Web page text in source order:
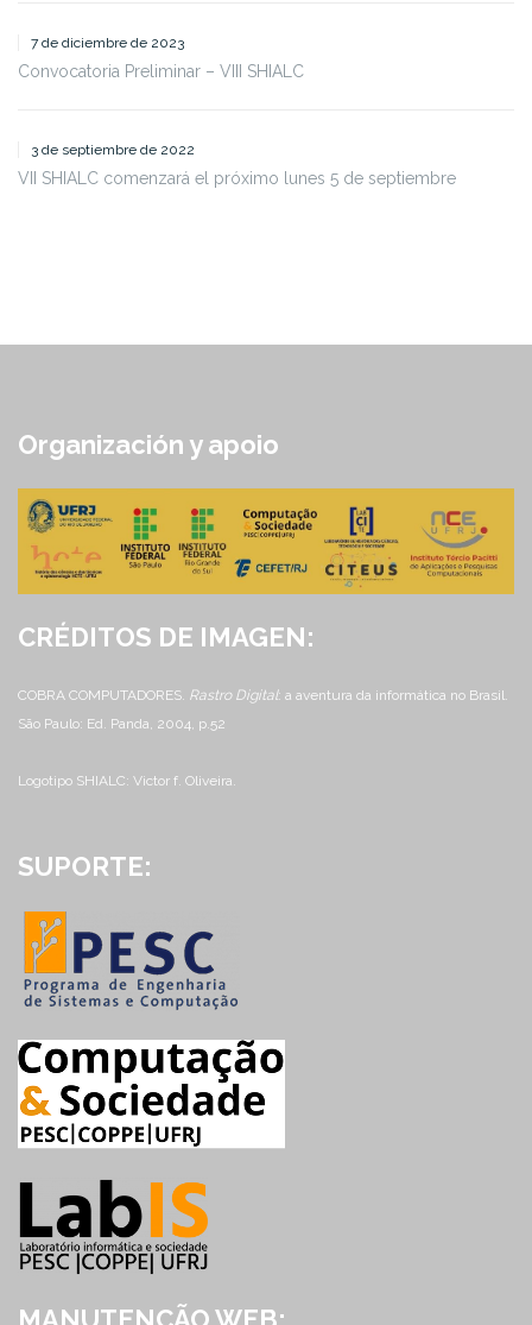
7 de diciembre de 2023
Convocatoria Preliminar – VIII SHIALC
3 de septiembre de 2022
VII SHIALC comenzará el próximo lunes 5 de septiembre
Organización y apoio
CRÉDITOS DE IMAGEN:
COBRA COMPUTADORES. Rastro Digital: a aventura da informática no Brasil.
São Paulo: Ed. Panda, 2004, p.52
Logotipo SHIALC: Victor f. Oliveira.
SUPORTE:
MANUTENÇÃO WEB: